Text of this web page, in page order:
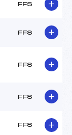
FFS
FFS
FFS
FFS
FFS